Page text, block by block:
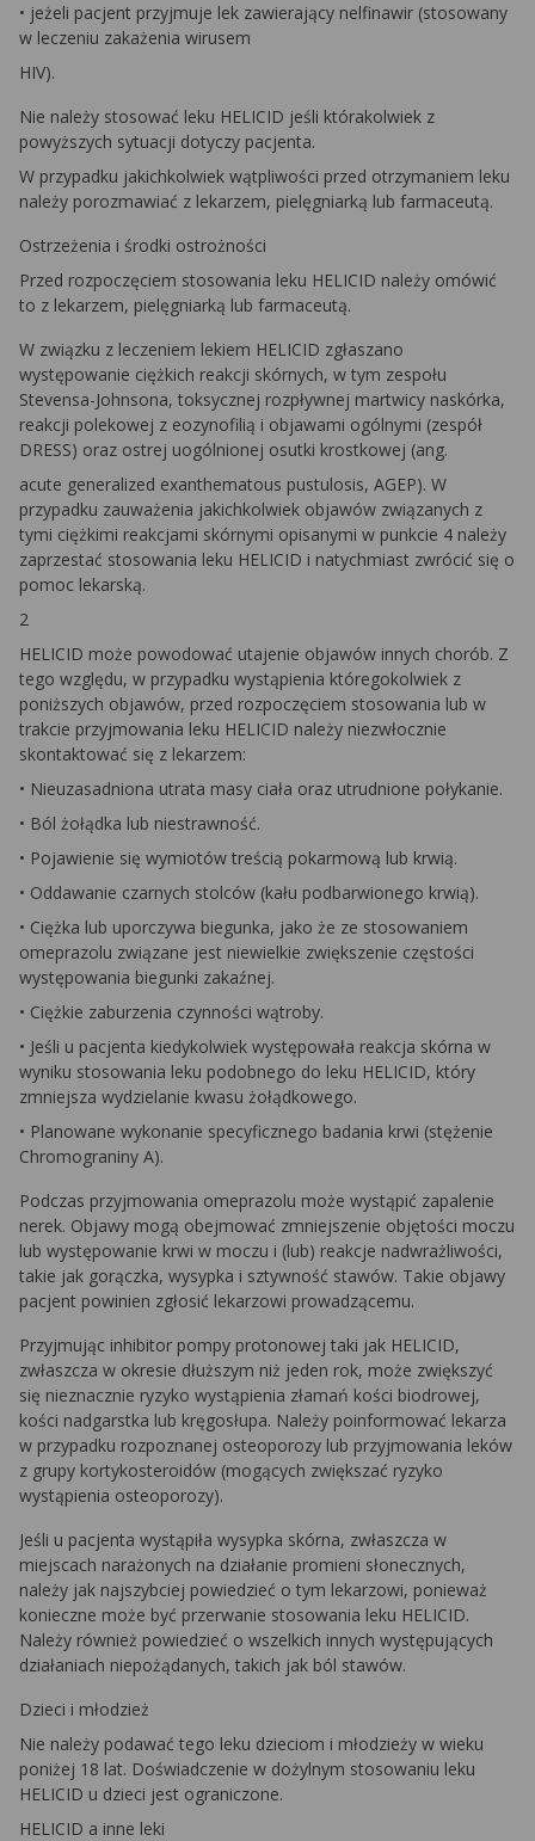
• jeżeli pacjent przyjmuje lek zawierający nelfinawir (stosowany
w leczeniu zakażenia wirusem
HIV).
Nie należy stosować leku HELICID jeśli którakolwiek z
powyższych sytuacji dotyczy pacjenta.
W przypadku jakichkolwiek wątpliwości przed otrzymaniem leku
należy porozmawiać z lekarzem, pielęgniarką lub farmaceutą.
Ostrzeżenia i środki ostrożności
Przed rozpoczęciem stosowania leku HELICID należy omówić
to z lekarzem, pielęgniarką lub farmaceutą.
W związku z leczeniem lekiem HELICID zgłaszano
występowanie ciężkich reakcji skórnych, w tym zespołu
Stevensa-Johnsona, toksycznej rozpływnej martwicy naskórka,
reakcji polekowej z eozynofilią i objawami ogólnymi (zespół
DRESS) oraz ostrej uogólnionej osutki krostkowej (ang.
acute generalized exanthematous pustulosis, AGEP). W
przypadku zauważenia jakichkolwiek objawów związanych z
tymi ciężkimi reakcjami skórnymi opisanymi w punkcie 4 należy
zaprzestać stosowania leku HELICID i natychmiast zwrócić się o
pomoc lekarską.
2
HELICID może powodować utajenie objawów innych chorób. Z
tego względu, w przypadku wystąpienia któregokolwiek z
poniższych objawów, przed rozpoczęciem stosowania lub w
trakcie przyjmowania leku HELICID należy niezwłocznie
skontaktować się z lekarzem:
• Nieuzasadniona utrata masy ciała oraz utrudnione połykanie.
• Ból żołądka lub niestrawność.
• Pojawienie się wymiotów treścią pokarmową lub krwią.
• Oddawanie czarnych stolców (kału podbarwionego krwią).
• Ciężka lub uporczywa biegunka, jako że ze stosowaniem
omeprazolu związane jest niewielkie zwiększenie częstości
występowania biegunki zakaźnej.
• Ciężkie zaburzenia czynności wątroby.
• Jeśli u pacjenta kiedykolwiek występowała reakcja skórna w
wyniku stosowania leku podobnego do leku HELICID, który
zmniejsza wydzielanie kwasu żołądkowego.
• Planowane wykonanie specyficznego badania krwi (stężenie
Chromograniny A).
Podczas przyjmowania omeprazolu może wystąpić zapalenie
nerek. Objawy mogą obejmować zmniejszenie objętości moczu
lub występowanie krwi w moczu i (lub) reakcje nadwrażliwości,
takie jak gorączka, wysypka i sztywność stawów. Takie objawy
pacjent powinien zgłosić lekarzowi prowadzącemu.
Przyjmując inhibitor pompy protonowej taki jak HELICID,
zwłaszcza w okresie dłuższym niż jeden rok, może zwiększyć
się nieznacznie ryzyko wystąpienia złamań kości biodrowej,
kości nadgarstka lub kręgosłupa. Należy poinformować lekarza
w przypadku rozpoznanej osteoporozy lub przyjmowania leków
z grupy kortykosteroidów (mogących zwiększać ryzyko
wystąpienia osteoporozy).
Jeśli u pacjenta wystąpiła wysypka skórna, zwłaszcza w
miejscach narażonych na działanie promieni słonecznych,
należy jak najszybciej powiedzieć o tym lekarzowi, ponieważ
konieczne może być przerwanie stosowania leku HELICID.
Należy również powiedzieć o wszelkich innych występujących
działaniach niepożądanych, takich jak ból stawów.
Dzieci i młodzież
Nie należy podawać tego leku dzieciom i młodzieży w wieku
poniżej 18 lat. Doświadczenie w dożylnym stosowaniu leku
HELICID u dzieci jest ograniczone.
HELICID a inne leki